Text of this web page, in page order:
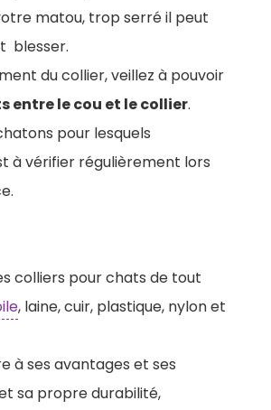
matou, trop serré il peut
blesser.
du collier, veillez à pouvoir
entre le cou et le collier.
pour lesquels
à vérifier régulièrement lors
colliers pour chats de tout
, laine, cuir, plastique, nylon et
à ses avantages et ses
sa propre durabilité,